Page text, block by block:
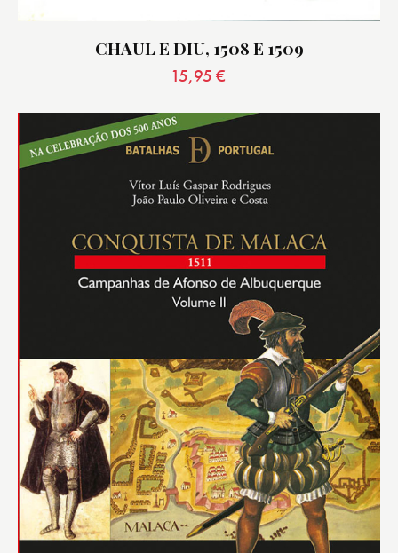
CHAUL E DIU, 1508 E 1509
15,95 €